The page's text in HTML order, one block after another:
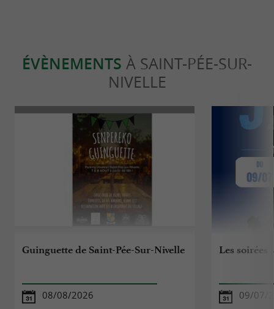
ÉVÈNEMENTS À SAINT-PÉE-SUR-
NIVELLE
Guinguette de Saint-Pée-Sur-Nivelle
08/08/2026
Les soirées
09/07/